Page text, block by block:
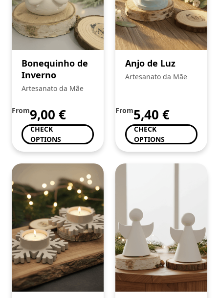
Bonequinho de
Inverno
Artesanato da Mãe
From9,00 €
CHECK
OPTIONS
Anjo de Luz
Artesanato da Mãe
From5,40 €
CHECK
OPTIONS